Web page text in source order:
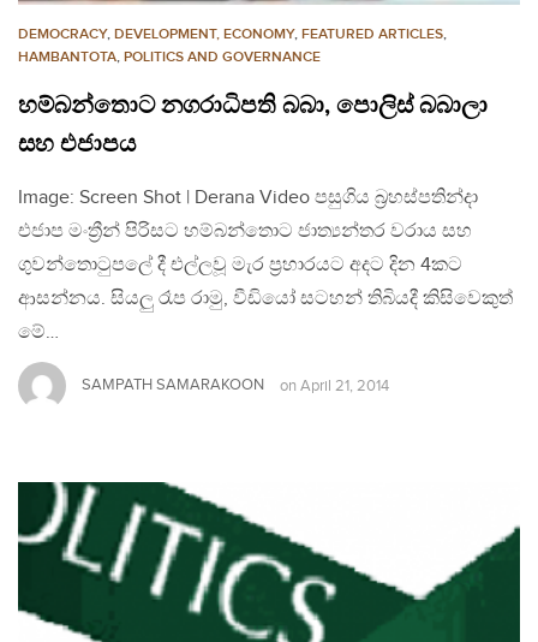
DEMOCRACY, DEVELOPMENT, ECONOMY, FEATURED ARTICLES,
HAMBANTOTA, POLITICS AND GOVERNANCE
හම්බන්තොට නගරාධිපති බබා, පොලිස් බබාලා
සහ එජාපය
Image: Screen Shot | Derana Video පසුගිය බ්‍රහස්පතින්දා
එජාප මංත්‍රීන් පිරිසට හම්බන්තොට ජාත්‍යන්තර වරාය සහ
ගුවන්තොටුපලේ දී එල්ලවූ මැර ප්‍රහාරයට අදට දින 4කට
ආසන්නය. සියලු රෑප රාමු, වීඩියෝ සටහන් තිබියදී කිසිවෙකුත්
මේ…
SAMPATH SAMARAKOON on April 21, 2014